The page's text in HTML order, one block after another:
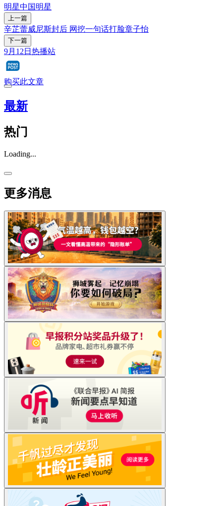
明星中国明星
上一篇
辛芷蕾威尼斯封后 网挖一句话打脸章子怡
下一篇
9月12日热播站
购买此文章
最新
热门
Loading...
更多消息